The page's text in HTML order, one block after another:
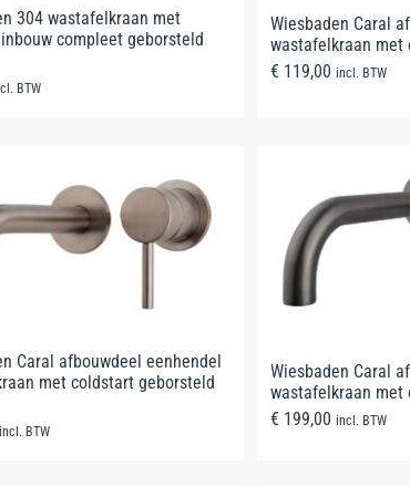
304 wastafelkraan met
compleet geborsteld
BTW
Wiesbaden Caral
wastafelkraan met
€ 119,00 incl. BTW
Caral afbouwdeel eenhendel
met coldstart geborsteld
incl. BTW
Wiesbaden Caral
wastafelkraan met
€ 199,00 incl. BTW